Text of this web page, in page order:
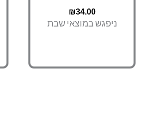
₪34.00
ניפגש במוצאי שבת